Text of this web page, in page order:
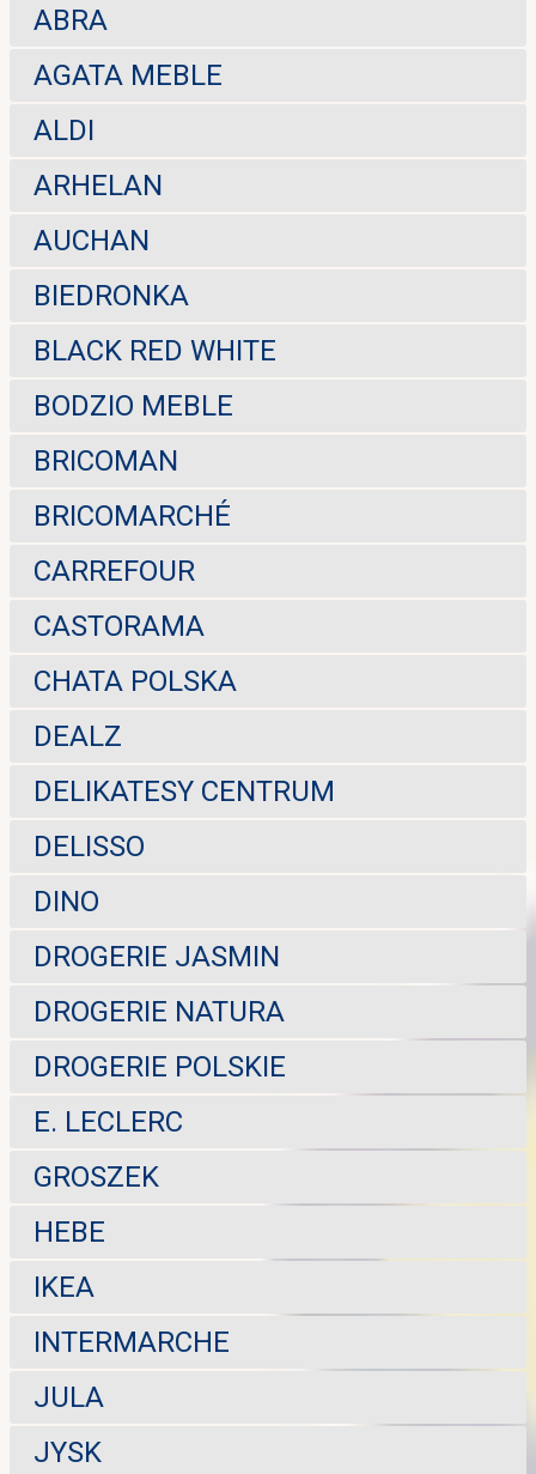
ABRA
AGATA MEBLE
ALDI
ARHELAN
AUCHAN
BIEDRONKA
BLACK RED WHITE
BODZIO MEBLE
BRICOMAN
BRICOMARCHÉ
CARREFOUR
CASTORAMA
CHATA POLSKA
DEALZ
DELIKATESY CENTRUM
DELISSO
DINO
DROGERIE JASMIN
DROGERIE NATURA
DROGERIE POLSKIE
E. LECLERC
GROSZEK
HEBE
IKEA
INTERMARCHE
JULA
JYSK